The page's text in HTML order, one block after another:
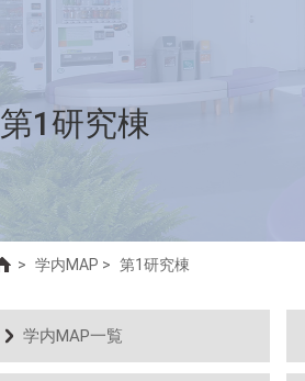
第1研究棟
> 学内MAP > 第1研究棟
学内MAP一覧